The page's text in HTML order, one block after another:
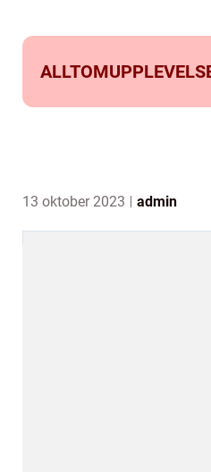
13 oktober 2023 admin